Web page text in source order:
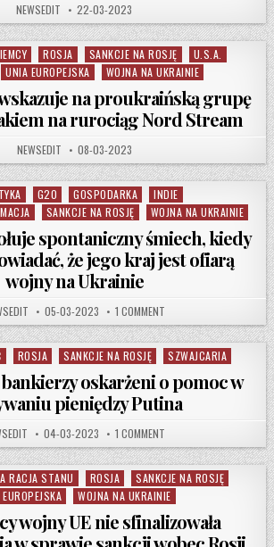
AUTHOR:
NEWSEDIT PUBLISHED DATE:
22-03-2023
ROSJA SANKCJE NA ROSJĘ
U.S.A.
UNIA EUROPEJSKA WOJNA NA UKRAINIE
na proukraińską grupę
na rurociąg Nord Stream
AUTHOR:
NEWSEDIT PUBLISHED DATE:
08-03-2023
in G20 GOSPODARKA
INDIE
SANKCJE NA ROSJĘ WOJNA NA UKRAINIE
spontaniczny śmiech, kiedy
że jego kraj jest ofiarą
wojny na Ukrainie
PUBLISHED DATE:
05-03-2023 1 COMMENTON ŁAWROW WYWOŁUJE
ROSJA SANKCJE NA ROSJĘ SZWAJCARIA
oskarżeni o pomoc w
pieniędzy Putina
PUBLISHED DATE:
04-03-2023 1 COMMENT ON SZWAJCARSCY
RACJA STANU ROSJA
SANKCJE NA ROSJĘ
WOJNA NA UKRAINIE
wojny UE nie sfinalizowała